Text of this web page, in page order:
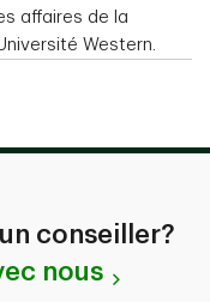
affaires de la
Western.
conseiller?
nous